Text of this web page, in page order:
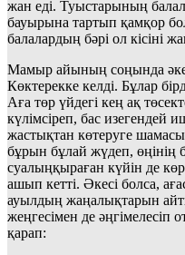
жан еді. Туыстарының
бауырына тартып қамқор
балалардың бәрі ол кісіні
Мамыр айының соңында
Көктерекке келді. Бұлар
Аға төр үйдегі кең ақ
күлімсіреп, бас изегендей
жастықтан көтеруге
бұрын бұлай жүдеп, өңінің
суалыңқыраған күйін де
ашып кетті. Әкесі болса,
ауылдың жаңалықтарын
жеңгесімен де әңгімелесіп
қарап: